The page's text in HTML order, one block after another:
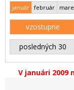
január február
vzostupne
posledných 30
V januári 2009